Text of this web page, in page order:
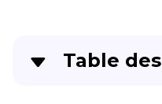
Table